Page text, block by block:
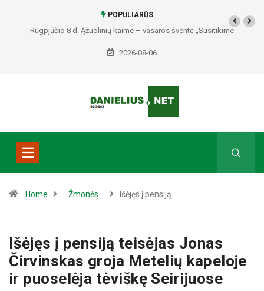
POPULIARŪS
Rugpjūčio 8 d. Ąžuolinių kaime – vasaros šventė „Susitikime
Ąžuoliniuose“
2026-08-06
Home Žmonės Išėjęs į pensiją…
Išėjęs į pensiją teisėjas Jonas
Čirvinskas groja Metelių kapeloje
ir puoselėja tėviškę Seirijuose